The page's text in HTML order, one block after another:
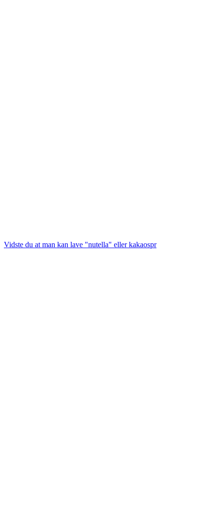
Vidste du at man kan lave "nutella" eller kakaospr